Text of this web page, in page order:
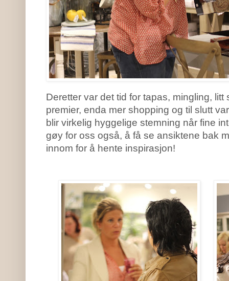
Deretter var det tid for tapas, mingling,
premier, enda mer shopping og til slutt
blir virkelig hyggelige stemning når fine
gøy for oss også, å få se ansiktene bak
innom for å hente inspirasjon!